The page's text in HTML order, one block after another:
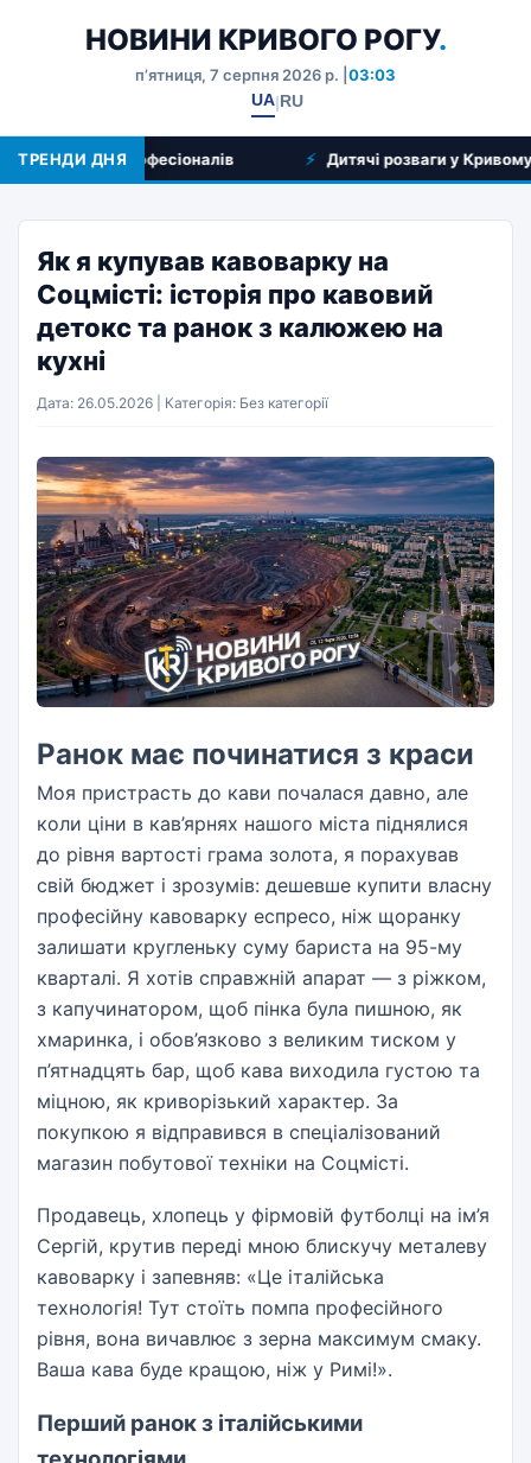
НОВИНИ КРИВОГО РОГУ.
пʼятниця, 7 серпня 2026 р. | 03:03
UA|RU
ТРЕНДИ ДНЯ
вибір професіоналів Дитячі розваги у Кривому
Як я купував кавоварку на
Соцмісті: історія про кавовий
детокс та ранок з калюжею на
кухні
Дата: 26.05.2026 | Категорія: Без категорії
Ранок має починатися з краси
Моя пристрасть до кави почалася давно, але
коли ціни в кав’ярнях нашого міста піднялися
до рівня вартості грама золота, я порахував
свій бюджет і зрозумів: дешевше купити власну
професійну кавоварку еспресо, ніж щоранку
залишати кругленьку суму бариста на 95-му
кварталі. Я хотів справжній апарат — з ріжком,
з капучинатором, щоб пінка була пишною, як
хмаринка, і обов’язково з великим тиском у
п’ятнадцять бар, щоб кава виходила густою та
міцною, як криворізький характер. За
покупкою я відправився в спеціалізований
магазин побутової техніки на Соцмісті.
Продавець, хлопець у фірмовій футболці на ім’я
Сергій, крутив переді мною блискучу металеву
кавоварку і запевняв: «Це італійська
технологія! Тут стоїть помпа професійного
рівня, вона вичавлює з зерна максимум смаку.
Ваша кава буде кращою, ніж у Римі!».
Перший ранок з італійськими